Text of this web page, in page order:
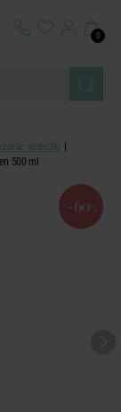
0
vzduchu
500 ml
-60 %